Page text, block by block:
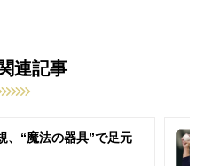
連記事
、“魔法の器具”で足元